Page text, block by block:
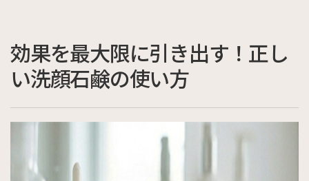
効果を最大限に引き出す！正し
い洗顔石鹸の使い方